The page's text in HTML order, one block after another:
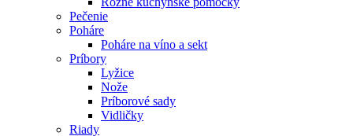
Pečenie
Poháre
Poháre na víno a sekt
Príbory
Lyžice
Nože
Príborové sady
Vidličky
Riady